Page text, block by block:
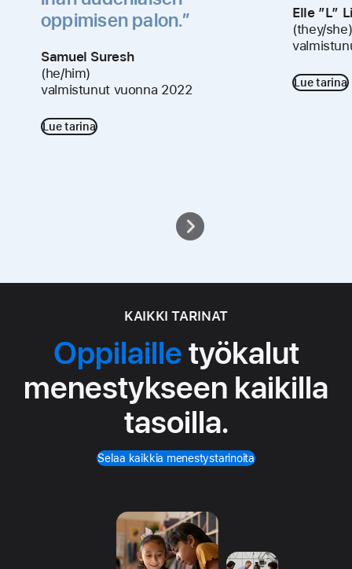
oppimisen palon.”
Samuel Suresh
(he/him)
valmistunut vuonna 2022
Lue tarina
Elle ”L”
(they/she)
Lue tarina
KAIKKI TARINAT
Oppilailletyökalut
menestykseen kaikilla
tasoilla.
Selaa kaikkia menestystarinoita